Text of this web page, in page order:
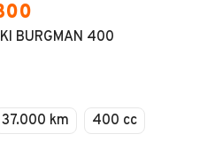
BURGMAN 400
37.000 km
400 cc